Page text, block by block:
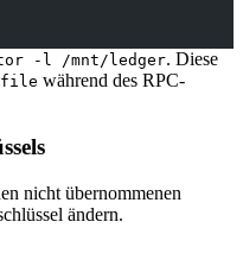
-l /mnt/ledger. Diese
während des RPC-
nicht übernommenen
ändern.